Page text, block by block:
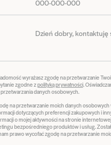
wyrażasz zgodę na przetwarzanie
zgodne zpolityką prywatności.
danych osobowych.
na przetwarzanie moich danych
dotyczących preferencji zakupowych i
o mojej aktywności na stronie
bezpośredniego produktów i usług.
prawo wycofać zgodę na przetwarzanie